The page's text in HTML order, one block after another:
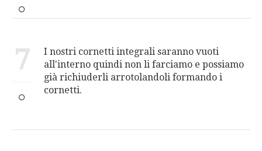
7
I nostri cornetti integrali saranno vuoti
all'interno quindi non li farciamo e possiamo
già richiuderli arrotolandoli formando i
cornetti.